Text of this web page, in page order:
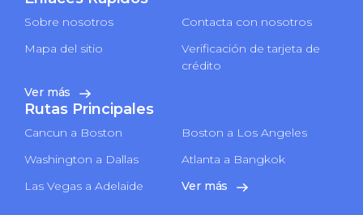
Sobre nosotros
Contacta con nosotros
Mapa del sitio
Verificación de tarjeta de
crédito
Ver más
Rutas Principales
Cancun a Boston
Boston a Los Angeles
Washington a Dallas
Atlanta a Bangkok
Las Vegas a Adelaide
Ver más